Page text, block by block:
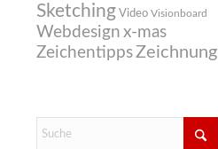
Sketching Video Visionboard
Webdesign x-mas
ZeichentippsZeichnung